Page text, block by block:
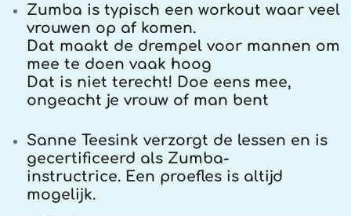
Zumba is typisch een workout waar veel
vrouwen op af komen.
Dat maakt de drempel voor mannen om
mee te doen vaak hoog
Dat is niet terecht! Doe eens mee,
ongeacht je vrouw of man bent
Sanne Teesink verzorgt de lessen en is
gecertificeerd als Zumba-
instructrice. Een proefles is altijd
mogelijk.